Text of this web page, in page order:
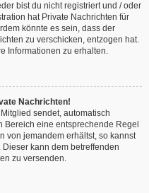
bist du nicht registriert und / oder
hat Private Nachrichten für
könnte es sein, dass der
zu verschicken, entzogen hat.
Informationen zu erhalten.
Nachrichten!
sendet, automatisch
eine entsprechende Regel
von jemandem erhältst, so kannst
kann dem betreffenden
zu versenden.